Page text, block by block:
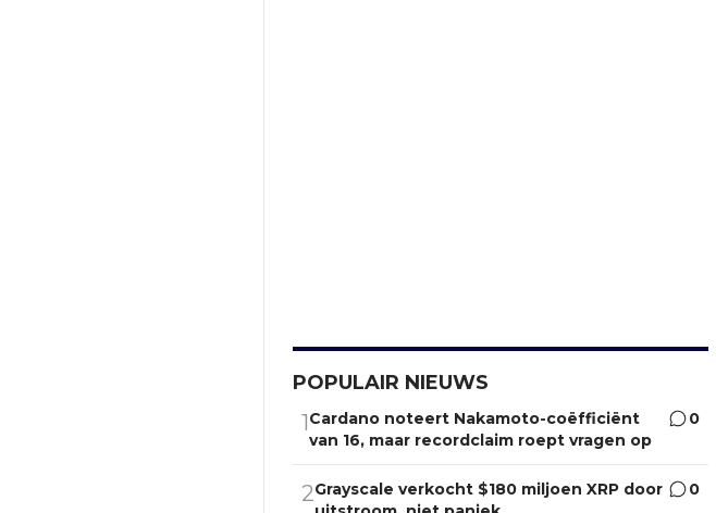
POPULAIR NIEUWS
1Cardano noteert Nakamoto-coëfficiënt
van 16, maar recordclaim roept vragen op
0
2Grayscale verkocht $180 miljoen XRP door
0